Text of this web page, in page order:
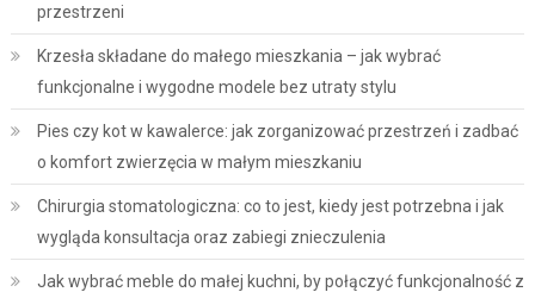
przestrzeni
Krzesła składane do małego mieszkania – jak wybrać
funkcjonalne i wygodne modele bez utraty stylu
Pies czy kot w kawalerce: jak zorganizować przestrzeń i zadbać
o komfort zwierzęcia w małym mieszkaniu
Chirurgia stomatologiczna: co to jest, kiedy jest potrzebna i jak
wygląda konsultacja oraz zabiegi znieczulenia
Jak wybrać meble do małej kuchni, by połączyć funkcjonalność z